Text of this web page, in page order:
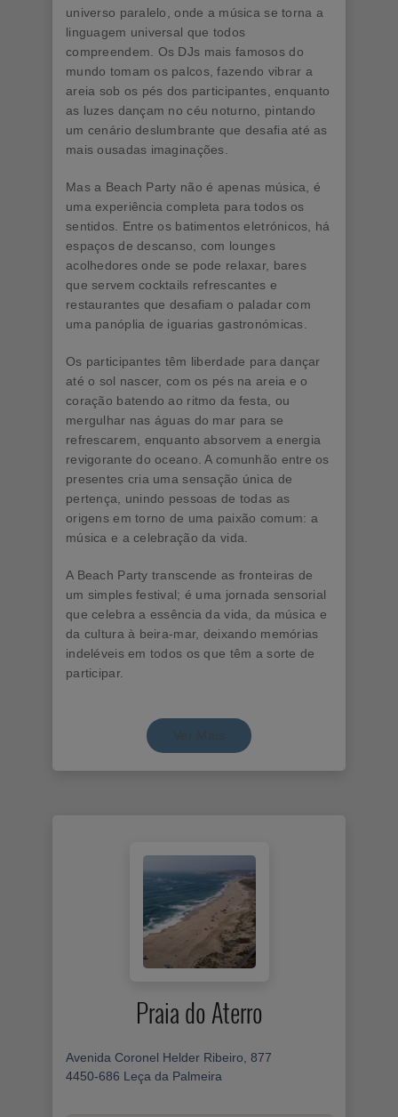
universo paralelo, onde a música se torna a
linguagem universal que todos
compreendem. Os DJs mais famosos do
mundo tomam os palcos, fazendo vibrar a
areia sob os pés dos participantes, enquanto
as luzes dançam no céu noturno, pintando
um cenário deslumbrante que desafia até as
mais ousadas imaginações.
Mas a Beach Party não é apenas música, é
uma experiência completa para todos os
sentidos. Entre os batimentos eletrónicos, há
espaços de descanso, com lounges
acolhedores onde se pode relaxar, bares
que servem cocktails refrescantes e
restaurantes que desafiam o paladar com
uma panóplia de iguarias gastronómicas.
Os participantes têm liberdade para dançar
até o sol nascer, com os pés na areia e o
coração batendo ao ritmo da festa, ou
mergulhar nas águas do mar para se
refrescarem, enquanto absorvem a energia
revigorante do oceano. A comunhão entre os
presentes cria uma sensação única de
pertença, unindo pessoas de todas as
origens em torno de uma paixão comum: a
música e a celebração da vida.
A Beach Party transcende as fronteiras de
um simples festival; é uma jornada sensorial
que celebra a essência da vida, da música e
da cultura à beira-mar, deixando memórias
indeléveis em todos os que têm a sorte de
participar.
Ver Mais
Praia do Aterro
Avenida Coronel Helder Ribeiro, 877
4450-686 Leça da Palmeira